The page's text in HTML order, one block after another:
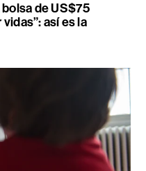
de US$75
así es la